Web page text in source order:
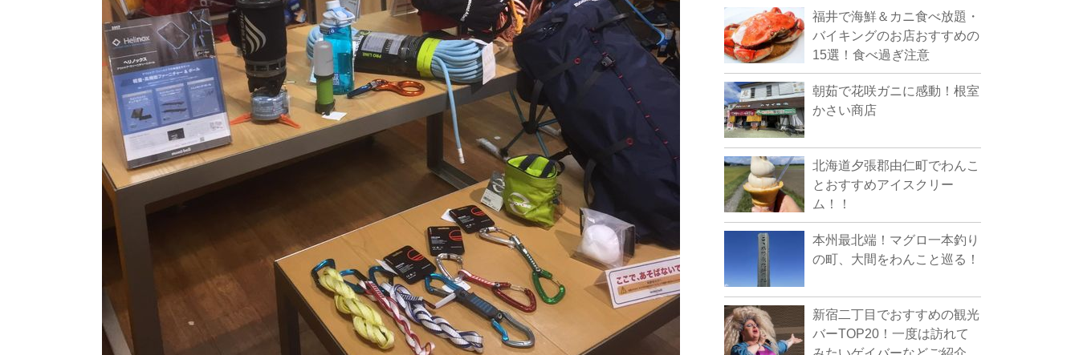
福井で海鮮＆カニ食べ放題・
バイキングのお店おすすめの
15選！食べ過ぎ注意
朝茹で花咲ガニに感動！根室
かさい商店
北海道夕張郡由仁町でわんこ
とおすすめアイスクリー
ム！！
本州最北端！マグロ一本釣り
の町、大間をわんこと巡る！
新宿二丁目でおすすめの観光
バーTOP20！一度は訪れて